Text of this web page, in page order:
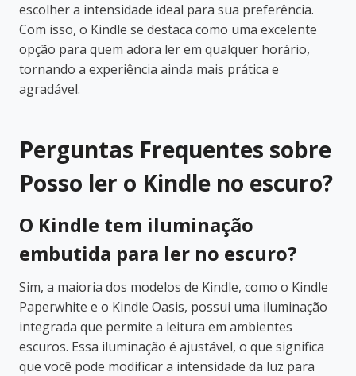
escolher a intensidade ideal para sua preferência.
Com isso, o Kindle se destaca como uma excelente
opção para quem adora ler em qualquer horário,
tornando a experiência ainda mais prática e
agradável.
Perguntas Frequentes sobre
Posso ler o Kindle no escuro?
O Kindle tem iluminação
embutida para ler no escuro?
Sim, a maioria dos modelos de Kindle, como o Kindle
Paperwhite e o Kindle Oasis, possui uma iluminação
integrada que permite a leitura em ambientes
escuros. Essa iluminação é ajustável, o que significa
que você pode modificar a intensidade da luz para